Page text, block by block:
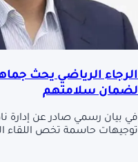
الرجاء الرياضي يحث
لضمان سلامتهم
في بيان رسمي صادر عن إدارة
توجيهات حاسمة تخص اللقاء